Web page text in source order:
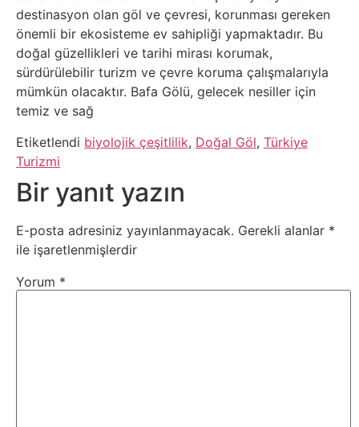
Tanıtımı
Uzay
Web
Siteleri
Webmaster
WordPress
Yapay
destinasyon olan göl ve çevresi, korunması gereken
önemli bir ekosisteme ev sahipliği yapmaktadır. Bu
doğal güzellikleri ve tarihi mirası korumak,
sürdürülebilir turizm ve çevre koruma çalışmalarıyla
mümkün olacaktır. Bafa Gölü, gelecek nesiller için
temiz ve sağ
Etiketlendi biyolojik çeşitlilik, Doğal Göl, Türkiye
Turizmi
Bir yanıt yazın
E-posta adresiniz yayınlanmayacak. Gerekli alanlar *
ile işaretlenmişlerdir
Yorum *